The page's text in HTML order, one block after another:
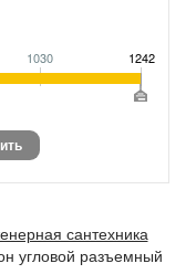
1030 1242
сантехника
угловой разъемный